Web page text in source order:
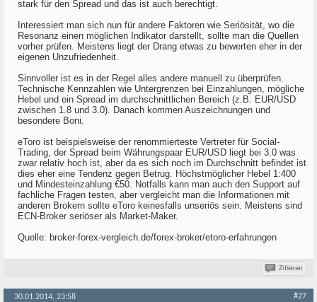
stark für den Spread und das ist auch berechtigt.
Interessiert man sich nun für andere Faktoren wie Seriösität, wo die
Resonanz einen möglichen Indikator darstellt, sollte man die Quellen
vorher prüfen. Meistens liegt der Drang etwas zu bewerten eher in der
eigenen Unzufriedenheit.
Sinnvoller ist es in der Regel alles andere manuell zu überprüfen.
Technische Kennzahlen wie Untergrenzen bei Einzahlungen, mögliche
Hebel und ein Spread im durchschnittlichen Bereich (z.B. EUR/USD
zwischen 1.8 und 3.0). Danach kommen Auszeichnungen und
besondere Boni.
eToro ist beispielsweise der renommierteste Vertreter für Social-
Trading, der Spread beim Währungspaar EUR/USD liegt bei 3.0 was
zwar relativ hoch ist, aber da es sich noch im Durchschnitt befindet ist
dies eher eine Tendenz gegen Betrug. Höchstmöglicher Hebel 1:400
und Mindesteinzahlung €50. Notfalls kann man auch den Support auf
fachliche Fragen testen, aber vergleicht man die Informationen mit
anderen Brokern sollte eToro keinesfalls unseriös sein. Meistens sind
ECN-Broker seriöser als Market-Maker.
Quelle: broker-forex-vergleich.de/forex-broker/etoro-erfahrungen
Zitieren
30.01.2014, 23:58 #27